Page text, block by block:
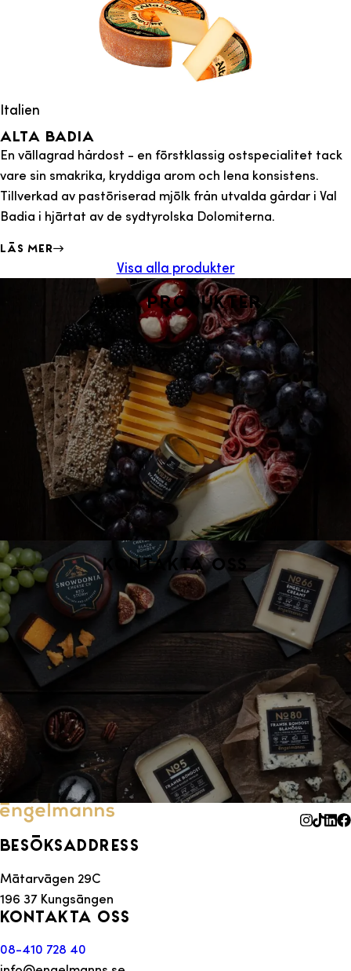
Italien
Alta badia
En vällagrad hårdost - en förstklassig ostspecialitet tack
vare sin smakrika, kryddiga arom och lena konsistens.
Tillverkad av pastöriserad mjölk från utvalda gårdar i Val
Badia i hjärtat av de sydtyrolska Dolomiterna.
Läs mer
Visa alla produkter
Alla produkter
Kontakta oss
Besöksaddress
Mätarvägen 29C
196 37 Kungsängen
Kontakta oss
08-410 728 40